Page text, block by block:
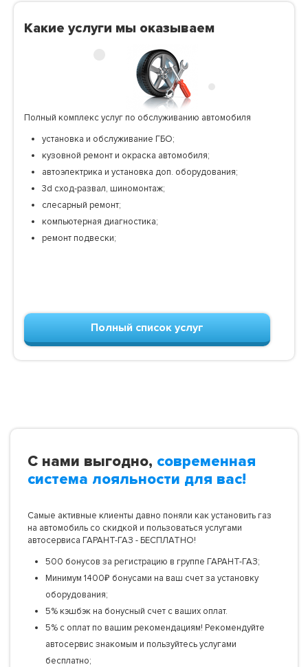
Какие услуги мы оказываем
Полный комплекс услуг по обслуживанию автомобиля
установка и обслуживание ГБО;
кузовной ремонт и окраска автомобиля;
автоэлектрика и установка доп. оборудования;
3d сход-развал, шиномонтаж;
слесарный ремонт;
компьютерная диагностика;
ремонт подвески;
Полный список услуг
С нами выгодно, современная
система лояльности для вас!
Самые активные клиенты давно поняли как установить газ
на автомобиль со скидкой и пользоваться услугами
автосервиса ГАРАНТ-ГАЗ - БЕСПЛАТНО!
500 бонусов за регистрацию в группе ГАРАНТ-ГАЗ;
Минимум 1400₽ бонусами на ваш счет за установку
оборудования;
5% кэшбэк на бонусный счет с ваших оплат.
5% с оплат по вашим рекомендациям! Рекомендуйте
автосервис знакомым и пользуйтесь услугами
бесплатно;